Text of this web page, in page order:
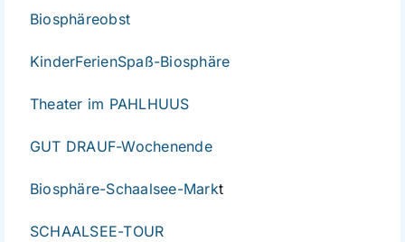
Biosphäreobst
KinderFerienSpaß-Biosphäre
Theater im PAHLHUUS
GUT DRAUF-Wochenende
Biosphäre-Schaalsee-Markt
SCHAALSEE-TOUR